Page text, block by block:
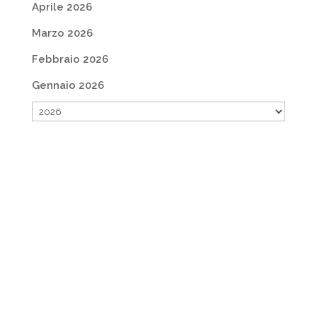
Aprile 2026
Marzo 2026
Febbraio 2026
Gennaio 2026